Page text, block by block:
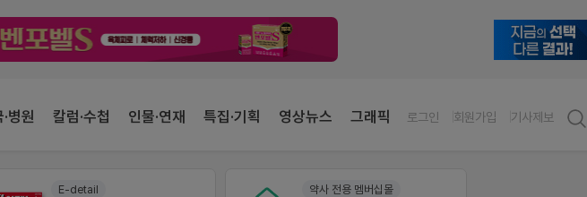
병원 칼럼·수첩 인물·연재 특집·기획 영상뉴스 그래픽 로그인 회원가입 기사제보
E-detail 약사 전용 멤버십몰